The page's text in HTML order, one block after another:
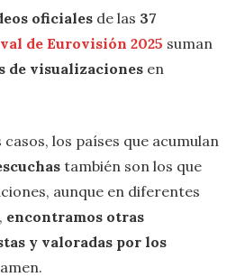
oficiales de las 37
de Eurovisión 2025 suman
de visualizaciones en
los países que acumulan
también son los que
aunque en diferentes
encontramos otras
y valoradas por los